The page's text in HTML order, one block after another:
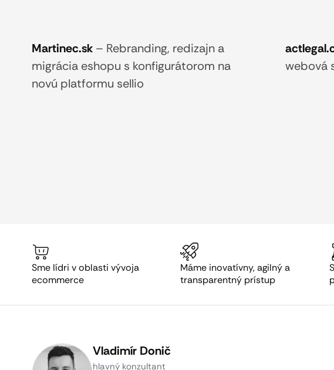
Martinec.sk– Rebranding, redizajn a
migrácia eshopu s konfigurátorom na
novú platformu sellio
webová
Sme lídri v oblasti vývoja
ecommerce
Máme inovatívny, agilný a
transparentný prístup
Vladimír Donič
hlavný konzultant